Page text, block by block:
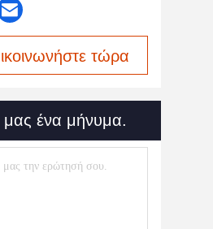
τώρα
μας ένα μήνυμα.